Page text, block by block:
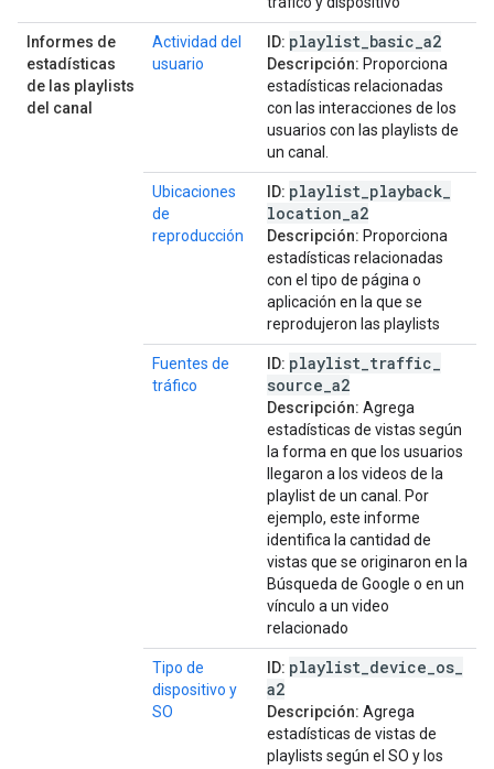
Informes de
estadísticas
de las playlists
del canal
Actividad del
usuario
ID: playlist basic a2
Descripción: Proporciona
estadísticas relacionadas
con las interacciones de los
usuarios con las playlists de
un canal.
Ubicaciones
de
reproducción
ID: playlist playback
location a2
Descripción: Proporciona
estadísticas relacionadas
con el tipo de página o
aplicación en la que se
reprodujeron las playlists
Fuentes de
tráfico
ID: playlist traffic
source a2
Descripción: Agrega
estadísticas de vistas según
la forma en que los usuarios
llegaron a los videos de la
playlist de un canal. Por
ejemplo, este informe
identifica la cantidad de
vistas que se originaron en la
Búsqueda de Google o en un
vínculo a un video
relacionado
Tipo de
dispositivo y
SO
ID: playlist device os
a2
Descripción: Agrega
estadísticas de vistas de
playlists según el SO y los